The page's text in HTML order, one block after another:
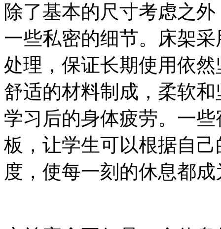
除了基本的尺寸考虑之
一些私密的细节。床架
处理，保证长期使用依
舒适的材料制成，柔软
学习后的身体疲劳。一
板，让学生可以根据自
度，使每一刻的休息都